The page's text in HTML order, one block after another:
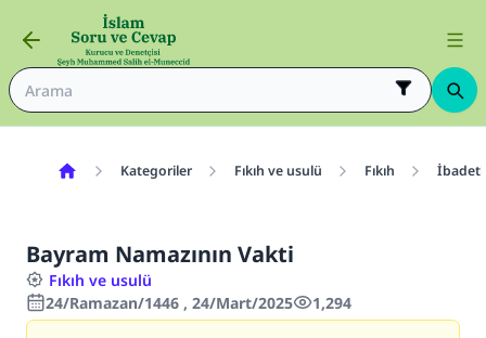
Kategoriler Fıkıh ve usulü Fıkıh
Bayram Namazının Vakti
Fıkıh ve usulü
24/Ramazan/1446 , 24/Mart/2025
1,294